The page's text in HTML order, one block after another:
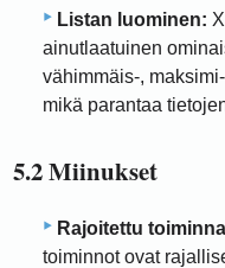
Listan luominen:
ainutlaatuinen
vähimmäis-,
mikä parantaa
5.2 Miinukset
Rajoitettu
toiminnot ovat